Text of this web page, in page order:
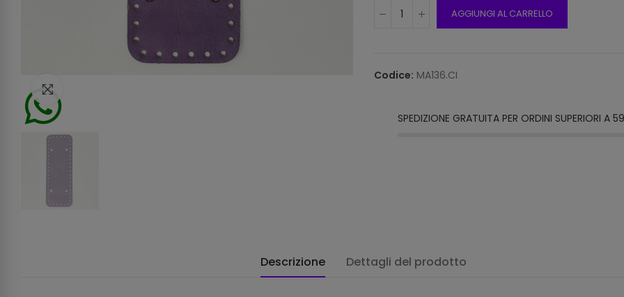
AGGIUNGI AL CARRELLO
Codice: MA136.CI
SPEDIZIONE GRATUITA PER ORDINI SUPERIORI A
Descrizione Dettagli del prodotto